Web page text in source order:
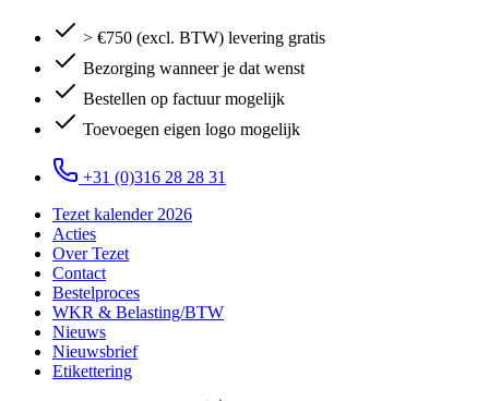
> €750 (excl. BTW) levering gratis
Bezorging wanneer je dat wenst
Bestellen op factuur mogelijk
Toevoegen eigen logo mogelijk
+31 (0)316 28 28 31
Tezet kalender 2026
Acties
Over Tezet
Contact
Bestelproces
WKR & Belasting/BTW
Nieuws
Nieuwsbrief
Etikettering